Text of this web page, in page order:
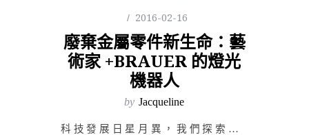
2016-02-16
廢棄金屬零件新生命：藝
術家 +BRAUER 的燈光
機器人
by Jacqueline
科技發展日星月異，我們探索宇宙穹宇觀測重力與量子力學；我們深入人體試圖在微觀中解析生物奧秘；我們發展…